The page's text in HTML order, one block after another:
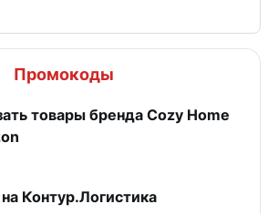
Промокоды
товары бренда Cozy Home
Контур.Логистика